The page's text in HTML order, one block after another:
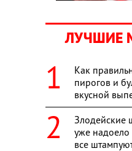
ЛУЧШИЕ
Как
пирогов и
вкусной
Злодейские
уже
все